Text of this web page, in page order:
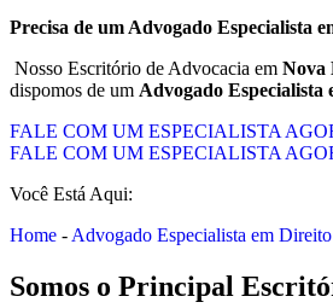
Precisa de um Advogado Especialista
Nosso Escritório de Advocacia em Nova
dispomos de um Advogado
FALE COM UM ESPECIALISTA
FALE COM UM ESPECIALISTA
Você Está Aqui:
Home - Advogado Especialista em
Somos o Principal